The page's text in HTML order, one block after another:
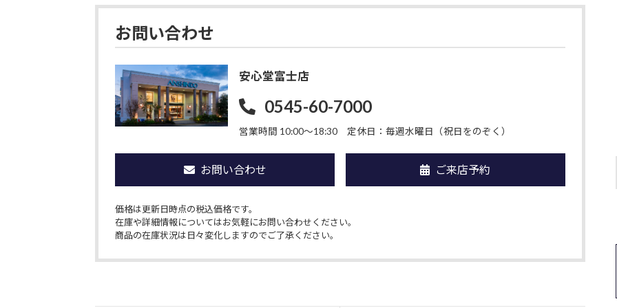
お問い合わせ
安心堂富士店
0545-60-7000
営業時間 10:00〜18:30 定休日：毎週水曜日（祝日をのぞく）
お問い合わせ ご来店予約
価格は更新日時点の税込価格です。
在庫や詳細情報についてはお気軽にお問い合わせください。
商品の在庫状況は日々変化しますのでご了承ください。